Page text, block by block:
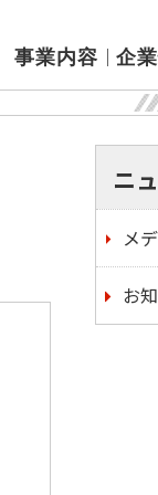
事業内容 ｜ 企
ニ
メ
お